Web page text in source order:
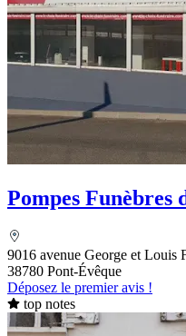
Pompes
9016 avenue George et Louis
38780 Pont-Évêque
Déposez le premier avis !
top notes